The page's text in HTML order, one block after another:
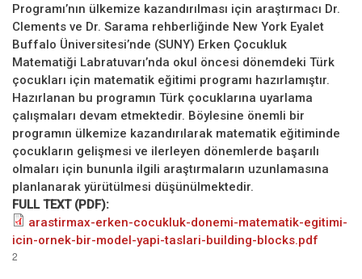
Programı’nın ülkemize kazandırılması için araştırmacı Dr.
Clements ve Dr. Sarama rehberliğinde New York Eyalet
Buffalo Üniversitesi’nde (SUNY) Erken Çocukluk
Matematiği Labratuvarı’nda okul öncesi dönemdeki Türk
çocukları için matematik eğitimi programı hazırlamıştır.
Hazırlanan bu programın Türk çocuklarına uyarlama
çalışmaları devam etmektedir. Böylesine önemli bir
programın ülkemize kazandırılarak matematik eğitiminde
çocukların gelişmesi ve ilerleyen dönemlerde başarılı
olmaları için bununla ilgili araştırmaların uzunlamasına
planlanarak yürütülmesi düşünülmektedir.
FULL TEXT (PDF):
arastirmax-erken-cocukluk-donemi-matematik-egitimi-
icin-ornek-bir-model-yapi-taslari-building-blocks.pdf
2